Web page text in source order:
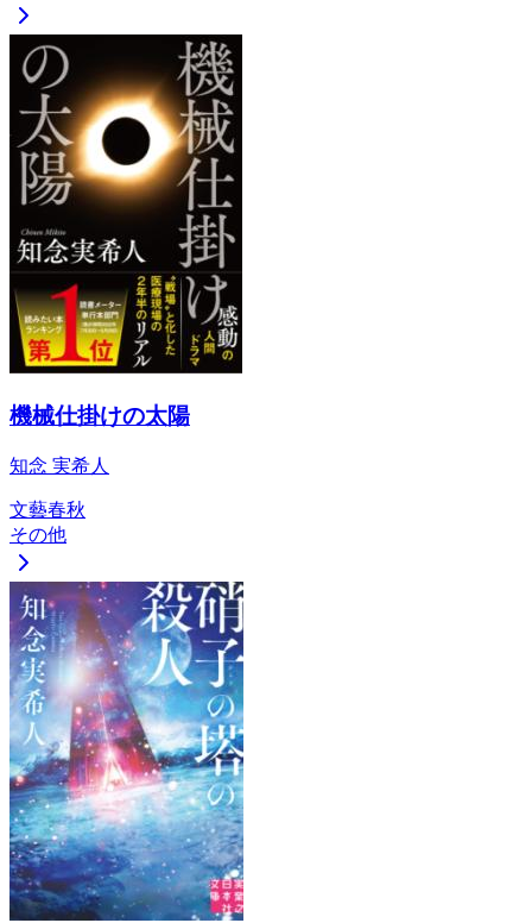
機械仕掛けの太陽
知念 実希人
文藝春秋
その他